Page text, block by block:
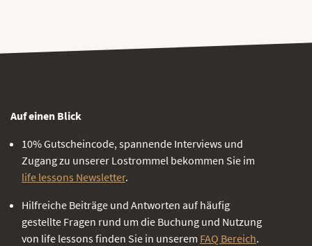
Auf einen Blick
10% Gutscheincode, spannende Interviews und
Zugang zu unserer Lostrommel bekommen Sie im
life lessons Newsletter.
Hilfreiche Beiträge und Antworten auf häufig
gestellte Fragen rund um die Buchung und Nutzung
von life lessons finden Sie in unserem FAQ Bereich.